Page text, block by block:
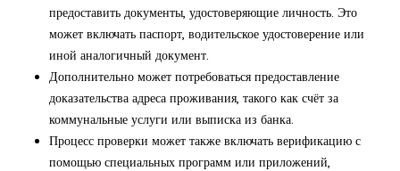
предоставить документы, удостоверяющие личность. Это
может включать паспорт, водительское удостоверение или
иной аналогичный документ.
Дополнительно может потребоваться предоставление
доказательства адреса проживания, такого как счёт за
коммунальные услуги или выписка из банка.
Процесс проверки может также включать верификацию с
помощью специальных программ или приложений,